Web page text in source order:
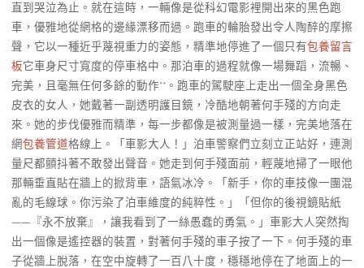
直到哭泣為止。就在這時，一輛像是從科幻電影裡開出來的黑色跑
車，優雅地從網格的邊緣漂移而過。跑車的輪胎發出令人陶醉的摩擦
聲，它以一種近乎蔑視重力的姿態，精準地停進了一個只有包養留言
板它車身尺寸寬度的停車格中。那泊車的過程就像一場舞蹈，流暢、
完美，且毫無任何多餘的動作**。跑車的駕駛座上走出一個全身黑色
皮衣的女人，她戴著一副透明護目鏡，冷酷地朝著何手殘的方向走
來。她的步伐優雅而精準，每一步都像是被測量過一樣，完美地落在
網包養管道格線上。「車影大人！」泊車警察們立刻立正站好，連測
量尺都顫抖著不敢發出聲音。她走到何手殘面前，輕蔑地掃了一眼他
那輛垂直貼在牆上的掀背車，語氣冰冷。「新手，你的車技像一團混
亂的毛線球。你污染了泊車維度的純粹性。」「但你的後視鏡貼紙
——『永不放棄』，讓我看到了一絲愚蠢的勇氣。」車影大人突然掏
出一個像是遙控器的裝置，對著何手殘的車子按了一下。何手殘的車
子從牆上脫落，在空中旋轉了一百八十度，穩穩地停在了地面上的一